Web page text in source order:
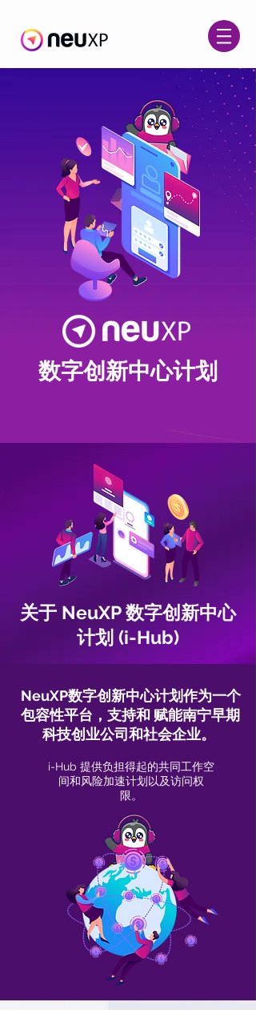
数字创新中心计划
关于 NeuXP 数字创新中心
计划 (i-Hub)
NeuXP数字创新中心计划作为一个
包容性平台，支持和 赋能南宁早期
科技创业公司和社会企业。
i-Hub 提供负担得起的共同工作空
间和风险加速计划以及访问权
限。